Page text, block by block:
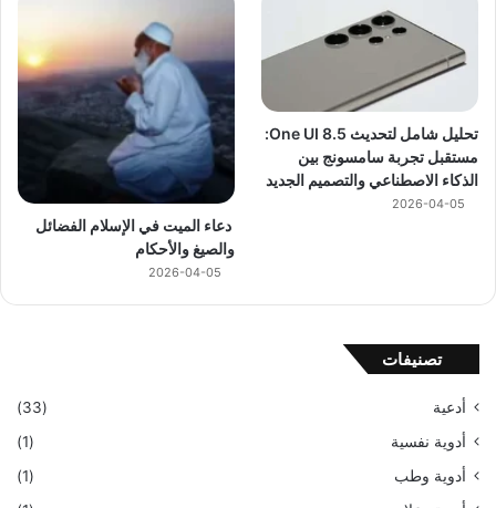
تحليل شامل لتحديث One UI 8.5:
مستقبل تجربة سامسونج بين
الذكاء الاصطناعي والتصميم الجديد
2026-04-05
دعاء الميت في الإسلام الفضائل
والصيغ والأحكام
2026-04-05
تصنيفات
أدعية
(33)
أدوية نفسية
(1)
أدوية وطب
(1)